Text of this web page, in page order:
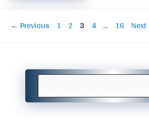
← Previous Page
1 Page
2 Page
3 Page
4 … Page
16 Next
Search